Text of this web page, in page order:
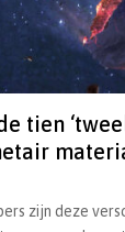
tien
zijn deze